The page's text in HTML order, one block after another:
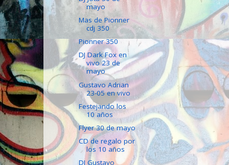
mayo
Mas de Pionner
cdj 350
Pionner 350
DJ Dark Fox en
vivo 23 de
mayo
Gustavo Adrian
23-05 en vivo
Festejando los
10 años
Flyer 30 de mayo
CD de regalo por
los 10 años
DJ Gustavo